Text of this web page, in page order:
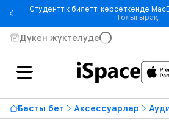
Студенттік билетті көрсеткенде
Толығырақ-
Дүкен жүктелуде
Басты бет Аксессуарлар